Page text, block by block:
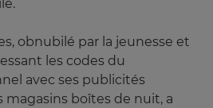
obnubilé par la jeunesse et
les codes du
avec ses publicités
magasins boîtes de nuit, a